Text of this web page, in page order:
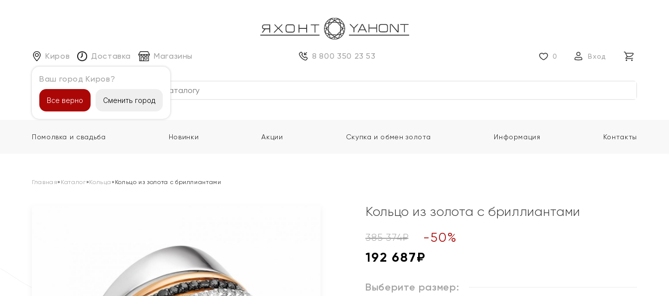
Киров
Ваш город Киров?
Все верно Сменить город
Доставка Магазины 8 800 350 23 53 0 Вход
Каталог
Помолвка и свадьба Новинки Акции Скупка и обмен золота Информация Контакты
Главная» Каталог»Кольца » Кольцо из золота с бриллиантами
Кольцо из золота с бриллиантами
385 374₽ -50%
192 687₽
Выберите размер: